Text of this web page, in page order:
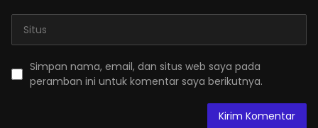
Simpan nama, email, dan situs web saya pada
peramban ini untuk komentar saya berikutnya.